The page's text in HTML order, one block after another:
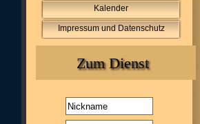
Kalender
Impressum und Datenschutz
Zum Dienst